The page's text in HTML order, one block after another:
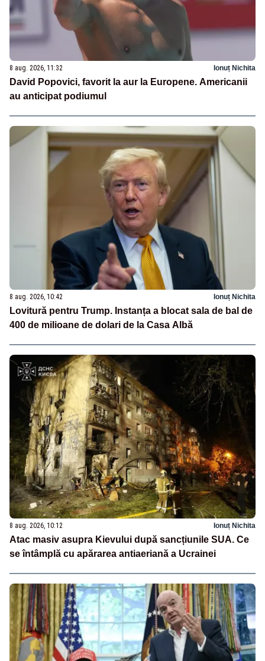
8 aug. 2026, 11:32 Ionuț Nichita
David Popovici, favorit la aur la Europene. Americanii
au anticipat podiumul
8 aug. 2026, 10:42 Ionuț Nichita
Lovitură pentru Trump. Instanța a blocat sala de bal de
400 de milioane de dolari de la Casa Albă
8 aug. 2026, 10:12 Ionuț Nichita
Atac masiv asupra Kievului după sancțiunile SUA. Ce
se întâmplă cu apărarea antiaeriană a Ucrainei